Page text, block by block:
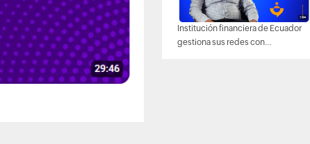
Institución financiera de Ecuador
gestiona sus redes con